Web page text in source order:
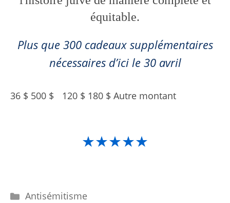
équitable.
Plus que 300 cadeaux supplémentaires
nécessaires d’ici le 30 avril
36 $ 500 $ 120 $ 180 $ Autre montant
★★★★★
Catégories
Antisémitisme